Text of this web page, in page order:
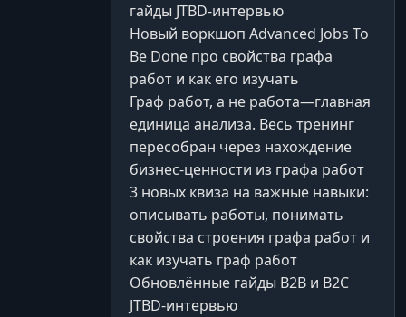
гайды JTBD-интервью
Новый воркшоп Advanced Jobs To
Be Done про свойства графа
работ и как его изучать
Граф работ, а не работа—главная
единица анализа. Весь тренинг
пересобран через нахождение
бизнес-ценности из графа работ
3 новых квиза на важные навыки:
описывать работы, понимать
свойства строения графа работ и
как изучать граф работ
Обновлённые гайды B2B и B2C
JTBD-интервью